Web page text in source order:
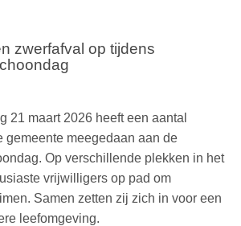
zwerfafval op tijdens
21 maart 2026 heeft een aantal
gemeente meegedaan aan de
Op verschillende plekken in het
vrijwilligers op pad om
Samen zetten zij zich in voor een
leefomgeving.